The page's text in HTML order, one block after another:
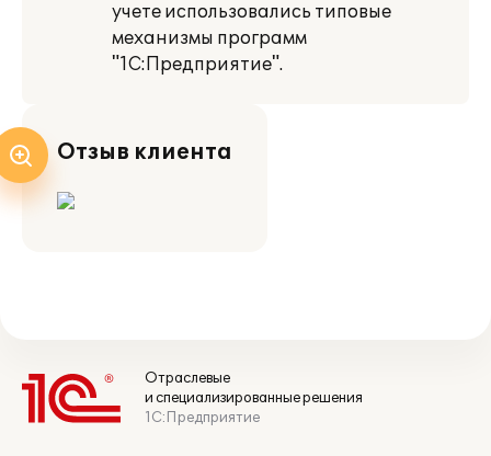
учете использовались типовые
механизмы программ
"1С:Предприятие".
Отзыв клиента
Отраслевые
и специализированные решения
1С:Предприятие